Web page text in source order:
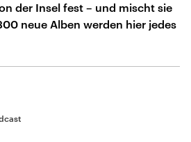
der Insel fest – und mischt sie
neue Alben werden hier jedes